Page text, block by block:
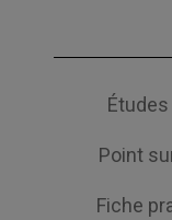
Point
Fiche